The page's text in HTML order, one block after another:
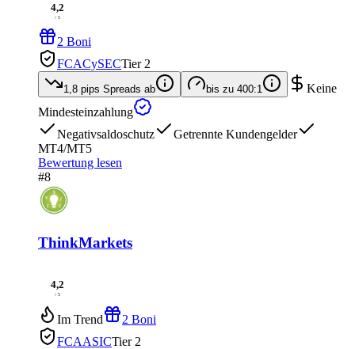
4,2
/ 5
2 Boni
FCACySECTier 2
1,8 pips Spreads ab bis zu 400:1
Keine
Mindesteinzahlung
Negativsaldoschutz
Getrennte Kundengelder
MT4/MT5
Bewertung lesen
#8
ThinkMarkets
4,2
/ 5
Im Trend
2 Boni
FCAASICTier 2